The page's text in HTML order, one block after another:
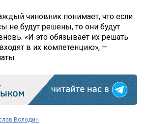
чиновник понимает, что если
не будут решены, то они будут
«И это обязывает их решать
в их компетенцию», —
Володин